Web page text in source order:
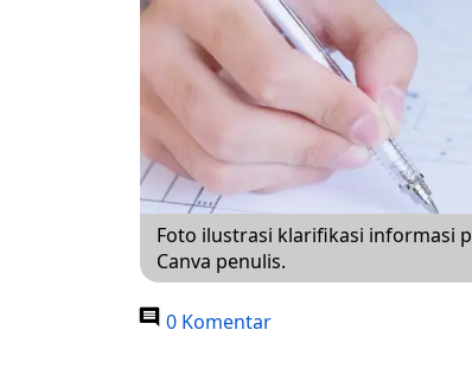
Foto ilustrasi klarifikasi informasi
Canva penulis.
0 Komentar